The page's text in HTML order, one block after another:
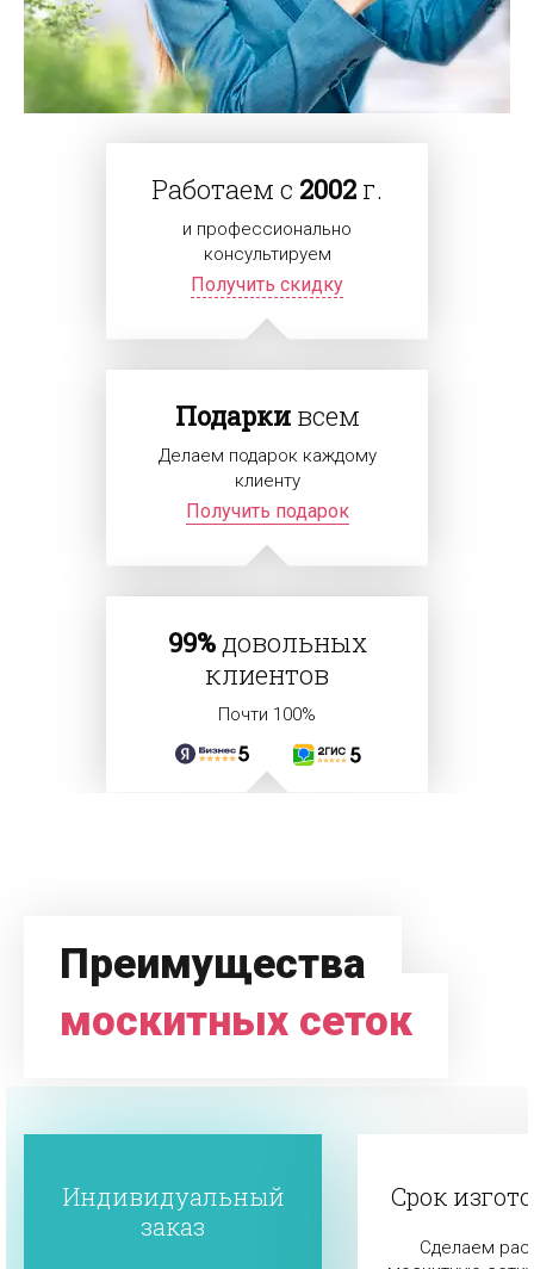
Работаем с 2002 г.
и профессионально
консультируем
Получить скидку
Подаркивсем
Делаем подарок каждому
клиенту
Получить подарок
99%довольных
клиентов
Почти 100%
Преимущества
москитных сеток
Индивидуальный
заказ
Срок
Сделаем